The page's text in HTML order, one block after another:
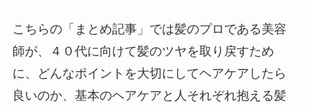
こちらの「まとめ記事」では髪のプロである美容
師が、４０代に向けて髪のツヤを取り戻すため
に、どんなポイントを大切にしてヘアケアしたら
良いのか、基本のヘアケアと人それぞれ抱える髪